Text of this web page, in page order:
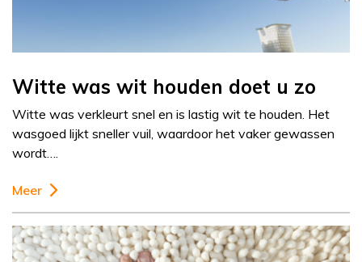
Witte was wit houden doet u zo
Witte was verkleurt snel en is lastig wit te houden. Het
wasgoed lijkt sneller vuil, waardoor het vaker gewassen
wordt….
Meer